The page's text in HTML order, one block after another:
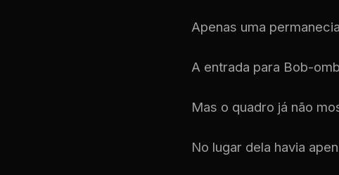
Apenas uma
A entrada para Bob-
Mas o quadro já não
No lugar dela havia